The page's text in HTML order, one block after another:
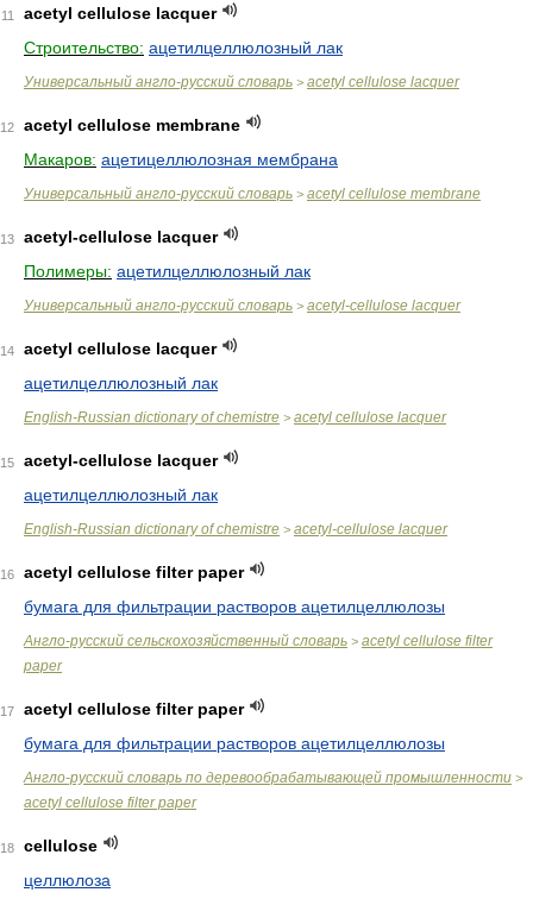
11
acetyl cellulose lacquer
Строительство: ацетилцеллюлозный лак
Универсальный англо-русский словарь > acetyl cellulose lacquer
12
acetyl cellulose membrane
Макаров: ацетицеллюлозная мембрана
Универсальный англо-русский словарь > acetyl cellulose membrane
13
acetyl-cellulose lacquer
Полимеры: ацетилцеллюлозный лак
Универсальный англо-русский словарь > acetyl-cellulose lacquer
14
acetyl cellulose lacquer
ацетилцеллюлозный лак
English-Russian dictionary of chemistre > acetyl cellulose lacquer
15
acetyl-cellulose lacquer
ацетилцеллюлозный лак
English-Russian dictionary of chemistre > acetyl-cellulose lacquer
16
acetyl cellulose filter paper
бумага для фильтрации растворов ацетилцеллюлозы
Англо-русский сельскохозяйственный словарь > acetyl cellulose filter
paper
17
acetyl cellulose filter paper
бумага для фильтрации растворов ацетилцеллюлозы
Англо-русский словарь по деревообрабатывающей промышленности >
acetyl cellulose filter paper
18
cellulose
целлюлоза